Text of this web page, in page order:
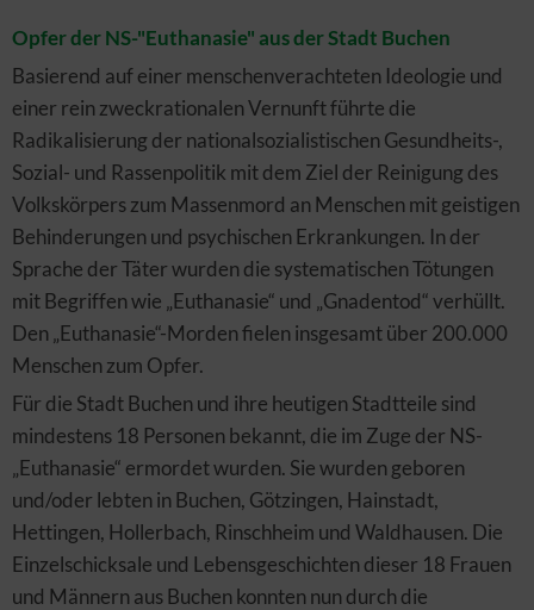
Opfer der NS-"Euthanasie" aus der Stadt Buchen
Basierend auf einer menschenverachteten Ideologie und
einer rein zweckrationalen Vernunft führte die
Radikalisierung der nationalsozialistischen Gesundheits-,
Sozial- und Rassenpolitik mit dem Ziel der Reinigung des
Volkskörpers zum Massenmord an Menschen mit geistigen
Behinderungen und psychischen Erkrankungen. In der
Sprache der Täter wurden die systematischen Tötungen
mit Begriffen wie „Euthanasie“ und „Gnadentod“ verhüllt.
Den „Euthanasie“-Morden fielen insgesamt über 200.000
Menschen zum Opfer.
Für die Stadt Buchen und ihre heutigen Stadtteile sind
mindestens 18 Personen bekannt, die im Zuge der NS-
„Euthanasie“ ermordet wurden. Sie wurden geboren
und/oder lebten in Buchen, Götzingen, Hainstadt,
Hettingen, Hollerbach, Rinschheim und Waldhausen. Die
Einzelschicksale und Lebensgeschichten dieser 18 Frauen
und Männern aus Buchen konnten nun durch die